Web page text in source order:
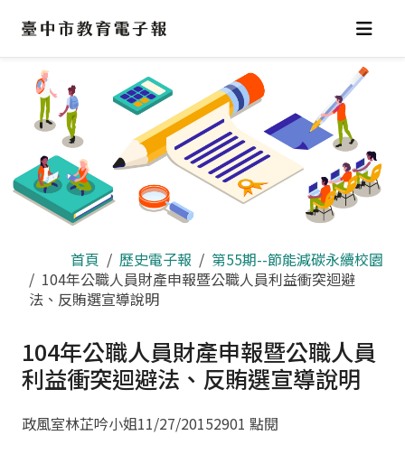
區
首頁 歷史電子報
第55期--節能減碳永續校園
104年公職人員財產申報暨公職人員利益衝突迴避
法、反賄選宣導說明
104年公職人員財產申報暨公職人員
利益衝突迴避法、反賄選宣導說明
政風室林芷吟小姐11/27/20152901 點閱